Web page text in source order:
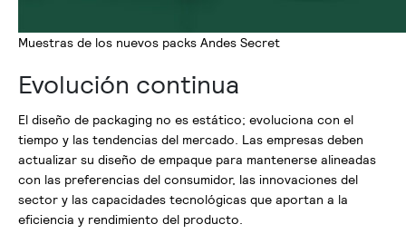
Muestras de los nuevos packs Andes Secret
Evolución continua
El diseño de packaging no es estático; evoluciona con el
tiempo y las tendencias del mercado. Las empresas deben
actualizar su diseño de empaque para mantenerse alineadas
con las preferencias del consumidor, las innovaciones del
sector y las capacidades tecnológicas que aportan a la
eficiencia y rendimiento del producto.